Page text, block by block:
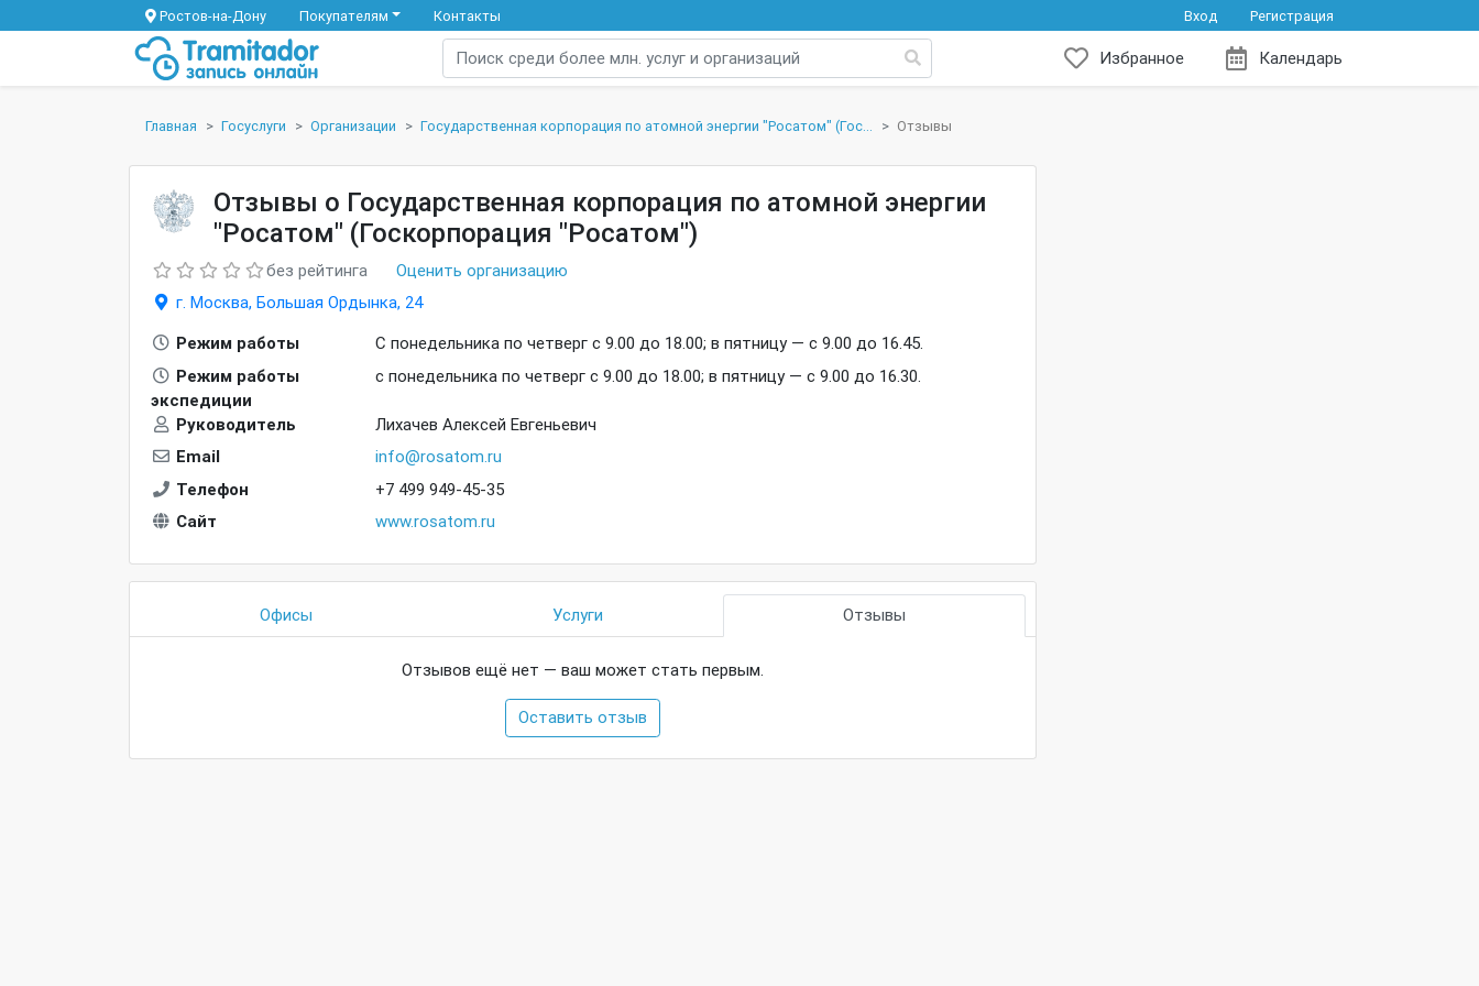
Ростов-на-Дону Покупателям Контакты Вход Регистрация
Избранное Календарь
Главная Госуслуги Организации Государственная корпорация по атомной энергии "Росатом" (Гос... Отзывы
Отзывы о Государственная корпорация по атомной энергии
"Росатом" (Госкорпорация "Росатом")
без рейтинга
Оценить организацию
г. Москва, Большая Ордынка, 24
Режим работы
С понедельника по четверг с 9.00 до 18.00; в пятницу — с 9.00 до 16.45.
Режим работы
экспедиции
с понедельника по четверг с 9.00 до 18.00; в пятницу — с 9.00 до 16.30.
Руководитель
Лихачев Алексей Евгеньевич
Email
info@rosatom.ru
Телефон
+7 499 949-45-35
Сайт
www.rosatom.ru
Офисы Услуги Отзывы
Отзывов ещё нет — ваш может стать первым.
Оставить отзыв